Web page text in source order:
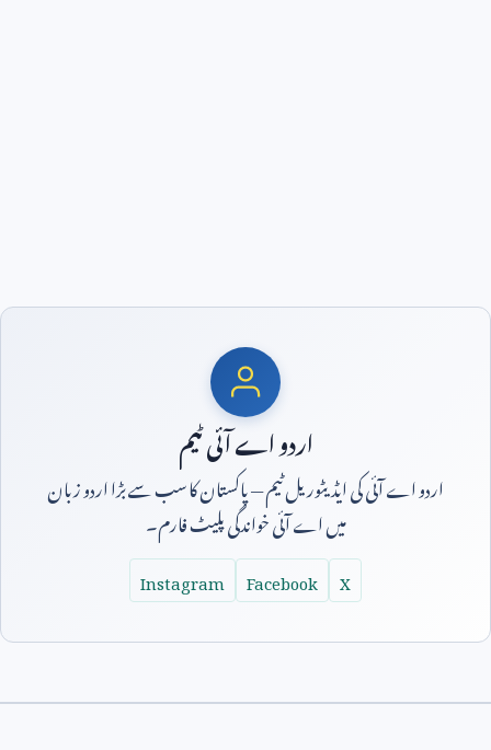
اردو اے آئی ٹیم
اردو اے آئی کی ایڈیٹوریل ٹیم — پاکستان کا سب سے بڑا اردو زبان
میں اے آئی خواندگی پلیٹ فارم۔
X
Facebook
Instagram